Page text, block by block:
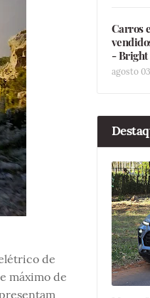
de
máximo de
Carros
- Bright
agosto